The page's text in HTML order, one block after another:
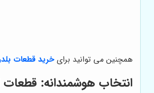
همچنین می توانید برای خرید قطعات
انتخاب هوشمندانه: قطعات